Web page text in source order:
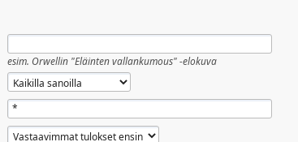
esim. Orwellin "Eläinten vallankumous" -elokuva